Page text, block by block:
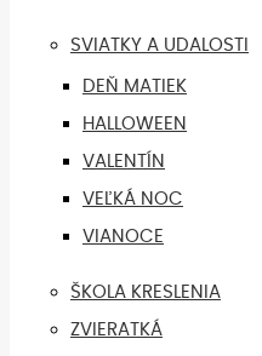
SVIATKY A UDALOSTI
DEŇ MATIEK
HALLOWEEN
VALENTÍN
VEĽKÁ NOC
VIANOCE
ŠKOLA KRESLENIA
ZVIERATKÁ